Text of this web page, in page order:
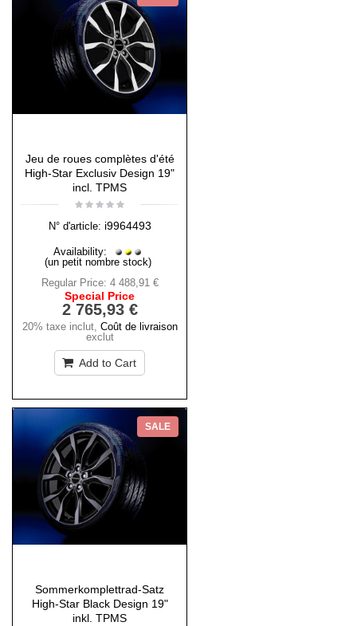
Jeu de roues complètes d'été
High-Star Exclusiv Design 19"
incl. TPMS
N° d'article: i9964493
Availability:
(un petit nombre stock)
Regular Price: 4 488,91 €
Special Price
2 765,93 €
20% taxe inclut, Coût de livraison
exclut
Add to Cart
SALE
Sommerkomplettrad-Satz
High-Star Black Design 19"
inkl. TPMS